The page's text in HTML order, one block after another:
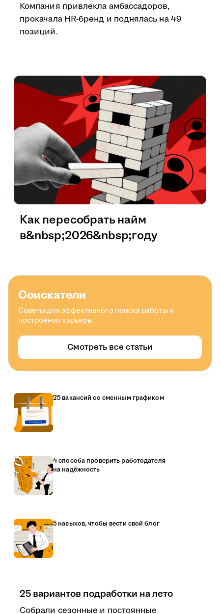
Компания привлекла амбассадоров,
прокачала HR-бренд и поднялась на 49
позиций.
Как пересобрать найм
в&nbsp;2026&nbsp;году
Соискатели
Советы для эффективного поиска работы и
построения карьеры
Смотреть все статьи
25 вакансий со сменным графиком
4 способа проверить работодателя
на надёжность
5 навыков, чтобы вести свой блог
25 вариантов подработки на лето
Собрали сезонные и постоянные